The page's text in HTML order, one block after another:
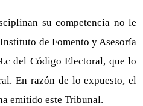
su competencia no le
de Fomento y Asesoría
del Código Electoral, que lo
En razón de lo expuesto, el
emitido este Tribunal.